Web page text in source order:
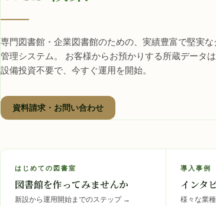
専門図書館・企業図書館のための、実績豊富で堅実
管理システム。 お客様からお預かりする所蔵データは
設備投資不要で、今すぐ運用を開始。
資料請求・お問い合わせ
はじめての図書室
図書館を作ってみませんか
新設から運用開始までのステップ →
導入事例
インタ
様々な業